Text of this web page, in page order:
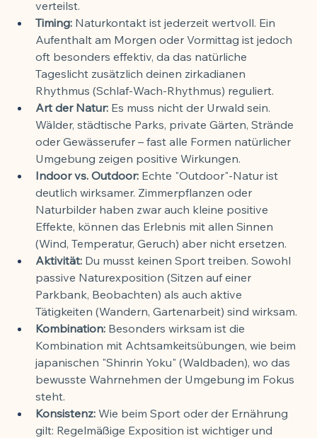
verteilst.
Timing: Naturkontakt ist jederzeit wertvoll. Ein
Aufenthalt am Morgen oder Vormittag ist jedoch
oft besonders effektiv, da das natürliche
Tageslicht zusätzlich deinen zirkadianen
Rhythmus (Schlaf-Wach-Rhythmus) reguliert.
Art der Natur: Es muss nicht der Urwald sein.
Wälder, städtische Parks, private Gärten, Strände
oder Gewässerufer – fast alle Formen natürlicher
Umgebung zeigen positive Wirkungen.
Indoor vs. Outdoor: Echte "Outdoor"-Natur ist
deutlich wirksamer. Zimmerpflanzen oder
Naturbilder haben zwar auch kleine positive
Effekte, können das Erlebnis mit allen Sinnen
(Wind, Temperatur, Geruch) aber nicht ersetzen.
Aktivität: Du musst keinen Sport treiben. Sowohl
passive Naturexposition (Sitzen auf einer
Parkbank, Beobachten) als auch aktive
Tätigkeiten (Wandern, Gartenarbeit) sind wirksam.
Kombination: Besonders wirksam ist die
Kombination mit Achtsamkeitsübungen, wie beim
japanischen "Shinrin Yoku" (Waldbaden), wo das
bewusste Wahrnehmen der Umgebung im Fokus
steht.
Konsistenz: Wie beim Sport oder der Ernährung
gilt: Regelmäßige Exposition ist wichtiger und